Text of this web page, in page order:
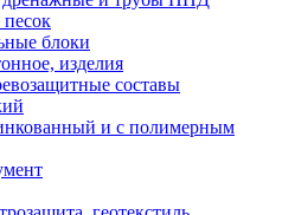
блоки
изделия
составы
и с полимерным